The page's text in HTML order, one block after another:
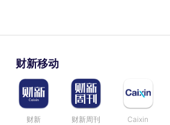
财新移动
财新 财新周刊 Caixin